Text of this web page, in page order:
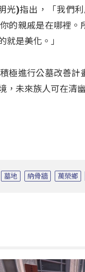
光)指出，「我們
的親戚是在哪裡
就是美化。」
極進行公墓改善
，未來族人可在清
墓地 納骨牆 萬榮鄉